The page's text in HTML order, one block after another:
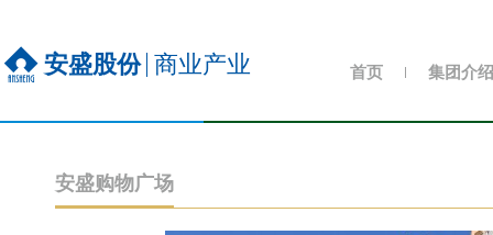
安盛股份 商业产业 首页 集团介绍
安盛购物广场